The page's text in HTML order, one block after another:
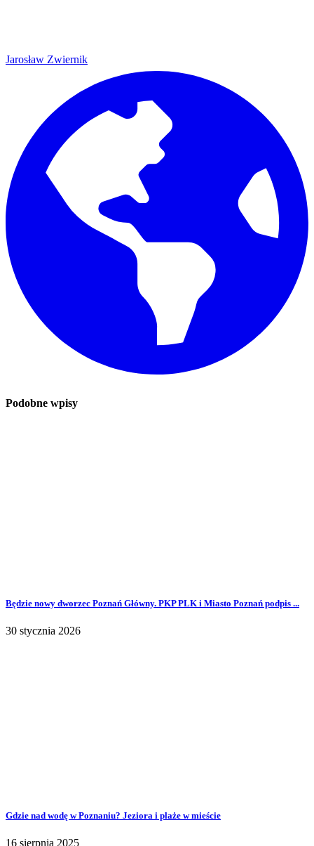
Jarosław Zwiernik
Podobne wpisy
Będzie nowy dworzec Poznań Główny. PKP PLK i Miasto Poznań podpis ...
30 stycznia 2026
Gdzie nad wodę w Poznaniu? Jeziora i plaże w mieście
16 sierpnia 2025